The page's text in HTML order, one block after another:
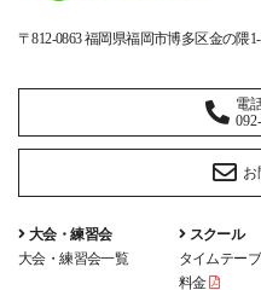
〒812-0863福岡県福岡市博多区金の隈1-
電
お
大会・練習会
大会・練習会一覧
スクール
タイムテー
料金